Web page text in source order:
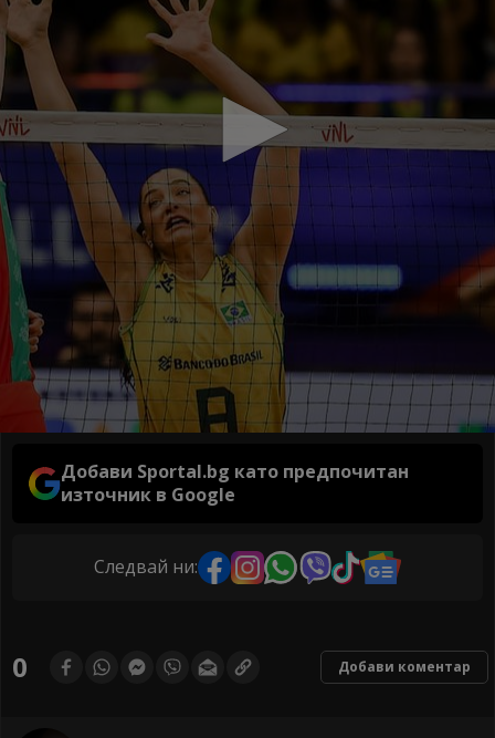
Добави Sportal.bg като предпочитан
източник в Google
Следвай ни:
0 Добави коментар